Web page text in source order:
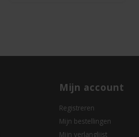
Mijn account
Registreren
Mijn bestellingen
Mijn verlanglijst